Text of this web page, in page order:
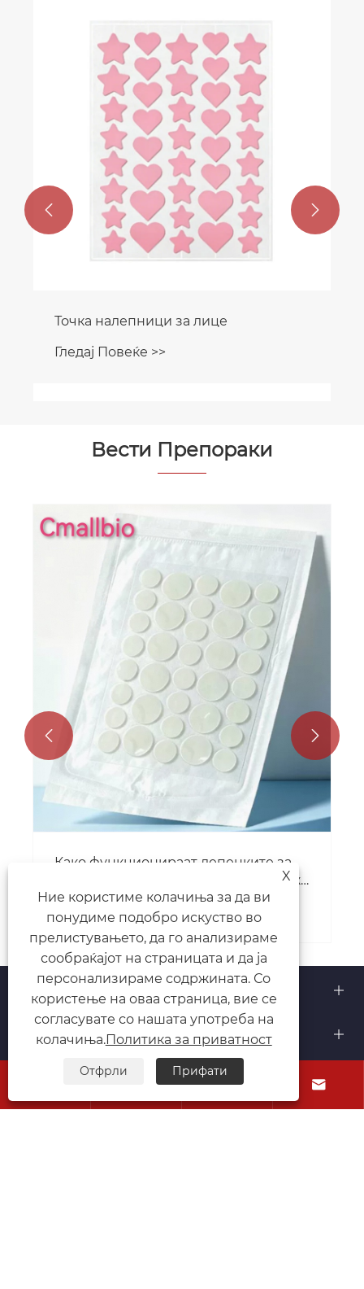
Точка налепници за лице
Гледај Повеќе >>
 
Вести Препораки
Како функционираат лепенките за
мозолчиња CmallBio за почиста кожа
преку ноќ?
Гледај Повеќе >>
 
За нас
Производи
Контактирајте не
 
X
Ние користиме колачиња за да ви
понудиме подобро искуство во
прелистувањето, да го анализираме
сообраќајот на страницата и да ја
персонализираме содржината. Со
користење на оваа страница, вие се
согласувате со нашата употреба на
колачиња.Политика за приватност
Отфрли Прифати